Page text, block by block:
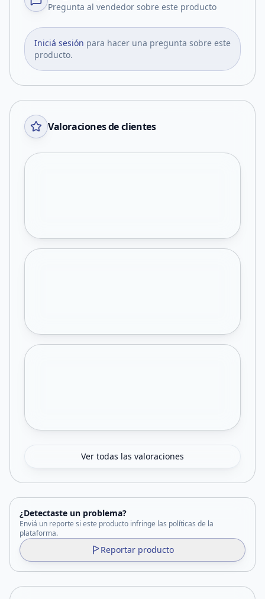
Pregunta al vendedor sobre este producto
Iniciá sesión para hacer una pregunta sobre este
producto.
Valoraciones de clientes
Ver todas las valoraciones
¿Detectaste un problema?
Enviá un reporte si este producto infringe las políticas de la
plataforma.
Reportar producto